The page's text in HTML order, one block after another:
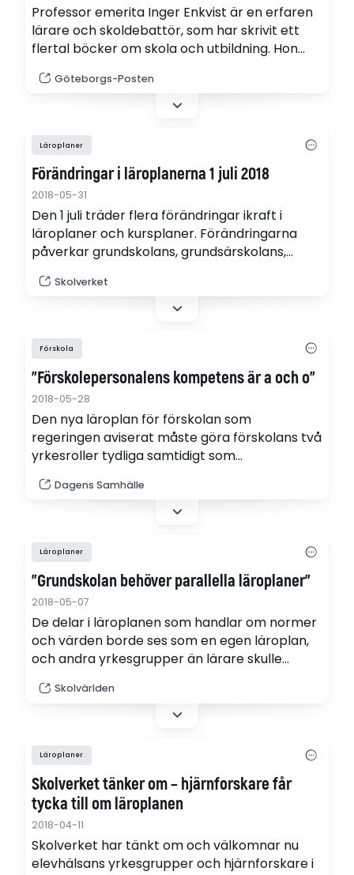
Professor emerita Inger Enkvist är en erfaren
lärare och skoldebattör, som har skrivit ett
flertal böcker om skola och utbildning. Hon
av radikala reformer. Ledarsidans kolumnist
Isak Skogstad som är lärare intervjuar henne.
Göteborgs-Posten
Läroplaner
Förändringar i läroplanerna 1 juli 2018
2018-05-31
Den 1 juli träder flera förändringar ikraft i
läroplaner och kursplaner. Förändringarna
påverkar grundskolans, grundsärskolans,
Skolverket
Förskola
"Förskolepersonalens kompetens är a och o"
2018-05-28
Den nya läroplan för förskolan som
regeringen aviserat måste göra förskolans två
yrkesroller tydliga samtidigt som
Lärarförbundets ordförande Johanna Jaara
Åstrand och Kommunals ordförande Tobias
Dagens Samhälle
Läroplaner
"Grundskolan behöver parallella läroplaner"
2018-05-07
De delar i läroplanen som handlar om normer
och värden borde ses som en egen läroplan,
och andra yrkesgrupper än lärare skulle
renodla arbetsuppgifterna och minska
arbetsbelastningen skriver läraren Per
Skolvärlden
Läroplaner
Skolverket tänker om – hjärnforskare får
tycka till om läroplanen
2018-04-11
Skolverket har tänkt om och välkomnar nu
elevhälsans yrkesgrupper och hjärnforskare i